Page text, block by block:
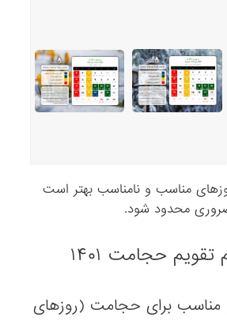
مناسب و نامناسب بهتر است
محدود شود.
حجامت ۱۴۰۱
برای حجامت (روزهای